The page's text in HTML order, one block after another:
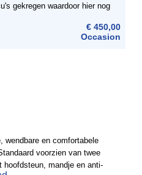
gekregen waardoor hier nog
vanaf 450 ...
€ 450,00
Occasion
wendbare en comfortabele
voorzien van twee
hoofdsteun, mandje en anti-